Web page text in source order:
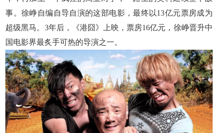
事。徐峥自编自导自演的这部电影，最终以13亿元票房成为
超级黑马。3年后，《港囧》上映，票房16亿元，徐峥晋升中
国电影界最炙手可热的导演之一。